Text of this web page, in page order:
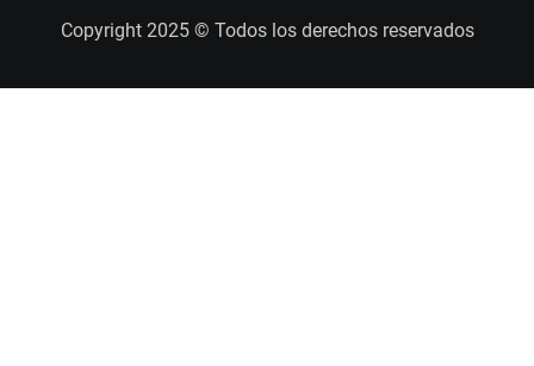
Copyright 2025 © Todos los derechos reservados